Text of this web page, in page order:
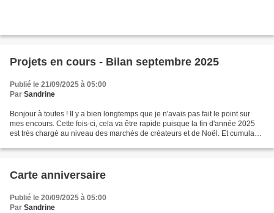
Projets en cours - Bilan septembre 2025
Publié le 21/09/2025 à 05:00
Par Sandrine
Bonjour à toutes ! Il y a bien longtemps que je n'avais pas fait le point sur
mes encours. Cette fois-ci, cela va être rapide puisque la fin d'année 2025
est très chargé au niveau des marchés de créateurs et de Noël. Et cumulant
Carte anniversaire
Publié le 20/09/2025 à 05:00
Par Sandrine